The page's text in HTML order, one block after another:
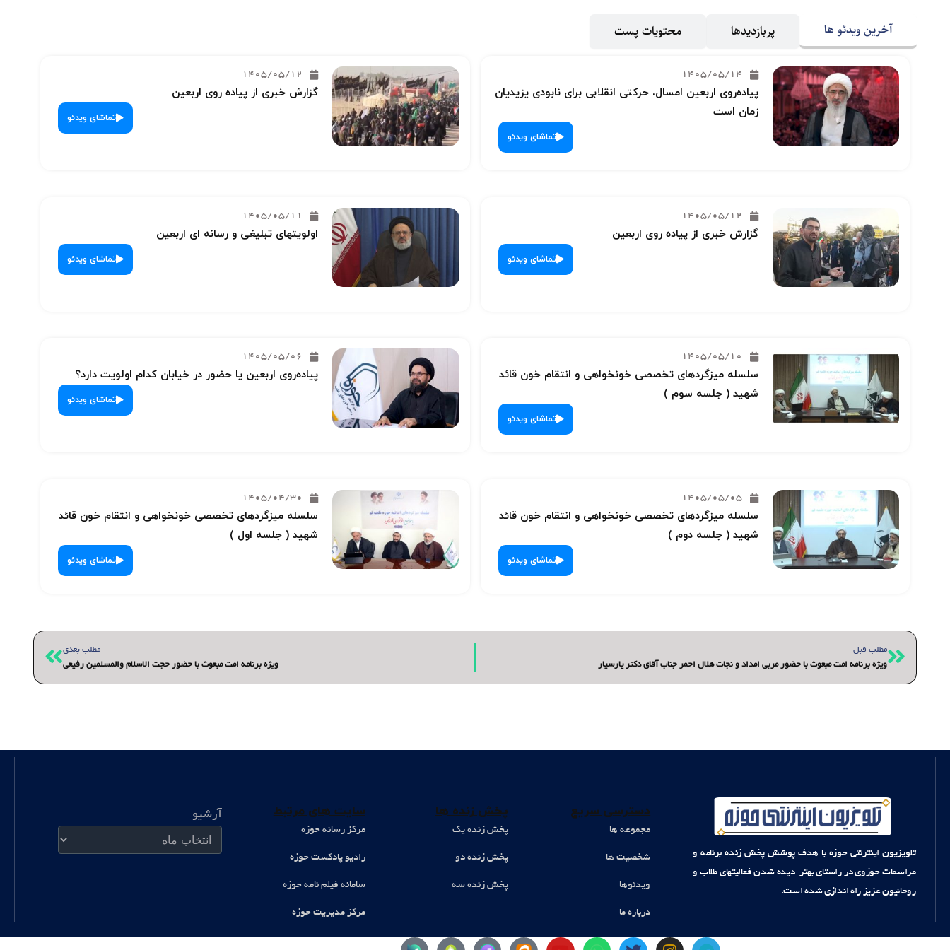
آخرین ویدئو ها پربازدیدها محتویات پست
1405/05/14
پیاده‌روی اربعین امسال، حرکتی انقلابی برای نابودی یزیدیان
زمان است
تماشای ویدئو
1405/05/12
گزارش خبری از پیاده روی اربعین
تماشای ویدئو
1405/05/12
گزارش خبری از پیاده روی اربعین
تماشای ویدئو
1405/05/11
اولویتهای تبلیغی و رسانه ای اربعین
تماشای ویدئو
1405/05/10
سلسله میزگردهای تخصصی خونخواهی و انتقام خون قائد
شهید ( جلسه سوم )
تماشای ویدئو
1405/05/06
پیاده‌روی اربعین یا حضور در خیابان کدام اولویت دارد؟
تماشای ویدئو
1405/05/05
سلسله میزگردهای تخصصی خونخواهی و انتقام خون قائد
شهید ( جلسه دوم )
تماشای ویدئو
1405/04/30
سلسله میزگردهای تخصصی خونخواهی و انتقام خون قائد
شهید ( جلسه اول )
تماشای ویدئو
قبلیمطلب قبل
ویژه برنامه امت مبعوث با حضور مربی امداد و نجات هلال احمر جناب آقای دکتر پارسیار
مطلب بعدی
ویژه برنامه امت مبعوث با حضور حجت الاسلام والمسلمین رفیعی
بعدی
تلویزیون اینترنتی حوزه با هدف پوشش پخش زنده برنامه و
مراسمات حوزوی در راستای بهتر دیده شدن فعالیتهای طلاب و
روحانیون عزیز راه اندازی شده است.
دسترسی سریع
مجموعه ها
شخصیت ها
ویدئوها
درباره ما
پخش زنده ها
پخش زنده یک
پخش زنده دو
پخش زنده سه
سایت های مرتبط
مرکز رسانه حوزه
رادیو پادکست حوزه
سامانه فیلم نامه حوزه
مرکز مدیریت حوزه
آرشیو
آرشیو
T
I
T
W
Y